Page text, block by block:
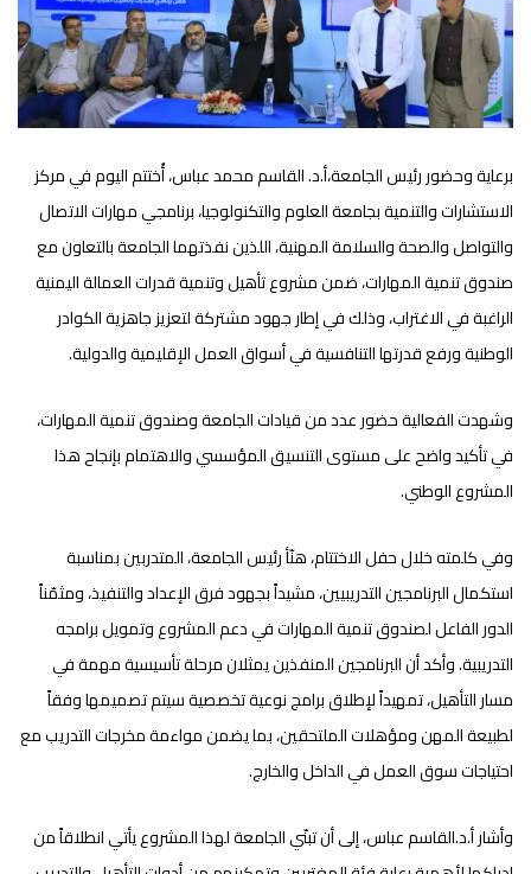
برعاية وحضور رئيس الجامعة،أ.د. القاسم محمد عباس، أُختتم اليوم في مركز
الاستشارات والتنمية بجامعة العلوم والتكنولوجيا، برنامجي مهارات الاتصال
والتواصل والصحة والسلامة المهنية، اللذين نفذتهما الجامعة بالتعاون مع
صندوق تنمية المهارات، ضمن مشروع تأهيل وتنمية قدرات العمالة اليمنية
الراغبة في الاغتراب، وذلك في إطار جهود مشتركة لتعزيز جاهزية الكوادر
الوطنية ورفع قدرتها التنافسية في أسواق العمل الإقليمية والدولية.
وشهدت الفعالية حضور عدد من قيادات الجامعة وصندوق تنمية المهارات،
في تأكيد واضح على مستوى التنسيق المؤسسي والاهتمام بإنجاح هذا
المشروع الوطني.
وفي كلمته خلال حفل الاختتام، هنّأ رئيس الجامعة، المتدربين بمناسبة
استكمال البرنامجين التدريبيين، مشيداً بجهود فرق الإعداد والتنفيذ، ومثمّناً
الدور الفاعل لصندوق تنمية المهارات في دعم المشروع وتمويل برامجه
التدريبية. وأكد أن البرنامجين المنفذين يمثلان مرحلة تأسيسية مهمة في
مسار التأهيل، تمهيداً لإطلاق برامج نوعية تخصصية سيتم تصميمها وفقاً
لطبيعة المهن ومؤهلات الملتحقين، بما يضمن مواءمة مخرجات التدريب مع
احتياجات سوق العمل في الداخل والخارج.
وأشار أ.د.القاسم عباس، إلى أن تبنّي الجامعة لهذا المشروع يأتي انطلاقاً من